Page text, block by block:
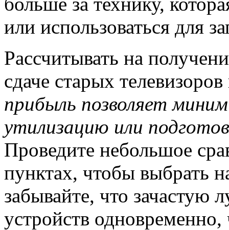
или использоваться для
Рассчитывать на
сдаче старых телевизоров
прибыль позволяет
утилизацию или
Проведите небольшое
пунктах, чтобы выбрать
забывайте, что зачастую
устройств